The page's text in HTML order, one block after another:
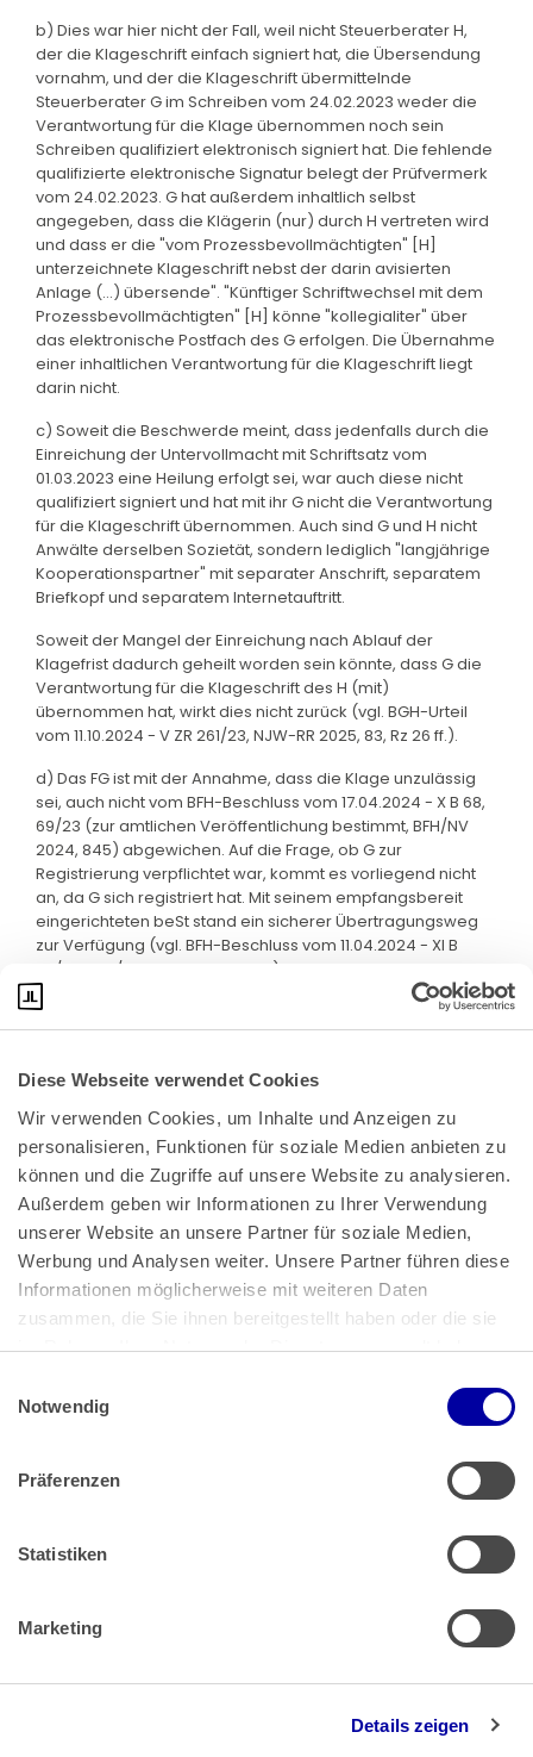
Diese Webseite verwendet Cookies
Wir verwenden Cookies, um Inhalte und Anzeigen zu
personalisieren, Funktionen für soziale Medien anbieten zu
können und die Zugriffe auf unsere Website zu analysieren.
Außerdem geben wir Informationen zu Ihrer Verwendung
unserer Website an unsere Partner für soziale Medien,
Werbung und Analysen weiter. Unsere Partner führen diese
Informationen möglicherweise mit weiteren Daten
zusammen, die Sie ihnen bereitgestellt haben oder die sie
im Rahmen Ihrer Nutzung der Dienste gesammelt haben.
Impressum
Notwendig
Präferenzen
Statistiken
Marketing
Details zeigen
b) Dies war hier nicht der Fall, weil nicht Steuerberater H,
der die Klageschrift einfach signiert hat, die Übersendung
vornahm, und der die Klageschrift übermittelnde
Steuerberater G im Schreiben vom 24.02.2023 weder die
Verantwortung für die Klage übernommen noch sein
Schreiben qualifiziert elektronisch signiert hat. Die fehlende
qualifizierte elektronische Signatur belegt der Prüfvermerk
vom 24.02.2023. G hat außerdem inhaltlich selbst
angegeben, dass die Klägerin (nur) durch H vertreten wird
und dass er die "vom Prozessbevollmächtigten" [H]
unterzeichnete Klageschrift nebst der darin avisierten
Anlage (...) übersende". "Künftiger Schriftwechsel mit dem
Prozessbevollmächtigten" [H] könne "kollegialiter" über
das elektronische Postfach des G erfolgen. Die Übernahme
einer inhaltlichen Verantwortung für die Klageschrift liegt
darin nicht.
c) Soweit die Beschwerde meint, dass jedenfalls durch die
Einreichung der Untervollmacht mit Schriftsatz vom
01.03.2023 eine Heilung erfolgt sei, war auch diese nicht
qualifiziert signiert und hat mit ihr G nicht die Verantwortung
für die Klageschrift übernommen. Auch sind G und H nicht
Anwälte derselben Sozietät, sondern lediglich "langjährige
Kooperationspartner" mit separater Anschrift, separatem
Briefkopf und separatem Internetauftritt.
Soweit der Mangel der Einreichung nach Ablauf der
Klagefrist dadurch geheilt worden sein könnte, dass G die
Verantwortung für die Klageschrift des H (mit)
übernommen hat, wirkt dies nicht zurück (vgl. BGH-Urteil
vom 11.10.2024 - V ZR 261/23, NJW-RR 2025, 83, Rz 26 ff.).
d) Das FG ist mit der Annahme, dass die Klage unzulässig
sei, auch nicht vom BFH-Beschluss vom 17.04.2024 - X B 68,
69/23 (zur amtlichen Veröffentlichung bestimmt, BFH/NV
2024, 845) abgewichen. Auf die Frage, ob G zur
Registrierung verpflichtet war, kommt es vorliegend nicht
an, da G sich registriert hat. Mit seinem empfangsbereit
eingerichteten beSt stand ein sicherer Übertragungsweg
zur Verfügung (vgl. BFH-Beschluss vom 11.04.2024 - XI B
59/23, BFH/NV 2024, 1349, Rz 14).
Bundeskanzlerplatz 2
53113 Bonn
Pressemitteilungen|AGB
Impressum|Datenschutz
Muster Widerrufsformular (PDF)
Barrierefreiheit